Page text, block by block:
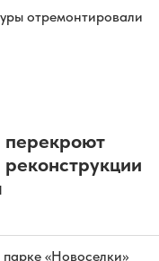
отремонтировали
перекроют
«Новоселки»